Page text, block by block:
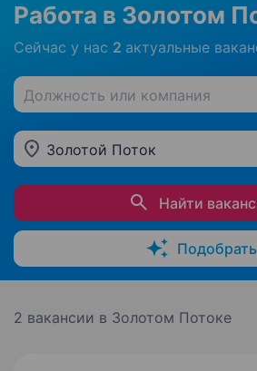
Работа в Золотом
Сейчас у нас 2 актуальные
Должность или компания
Золотой Поток
Найти
Подобрать
2 вакансии в Золотом Потоке